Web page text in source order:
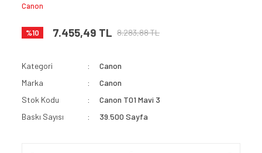
Canon
%10 7.455,49 TL 8.283,88 TL
Kategori
Canon
Marka
Canon
Stok Kodu
Canon T01 Mavi 3
Baskı Sayısı
39.500 Sayfa